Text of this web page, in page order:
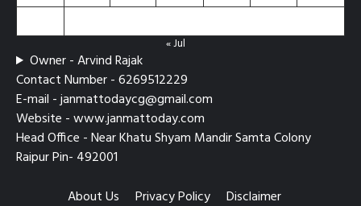
« Jul
Owner - Arvind Rajak
Contact Number - 6269512229
E-mail - janmattodaycg@gmail.com
Website - www.janmattoday.com
Head Office - Near Khatu Shyam Mandir Samta Colony
Raipur Pin- 492001
About Us
Privacy Policy Disclaimer